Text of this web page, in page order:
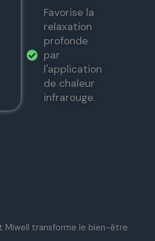
Favorise la
relaxation
profonde
par
l'application
de chaleur
infrarouge.
Miwell transforme le bien-être